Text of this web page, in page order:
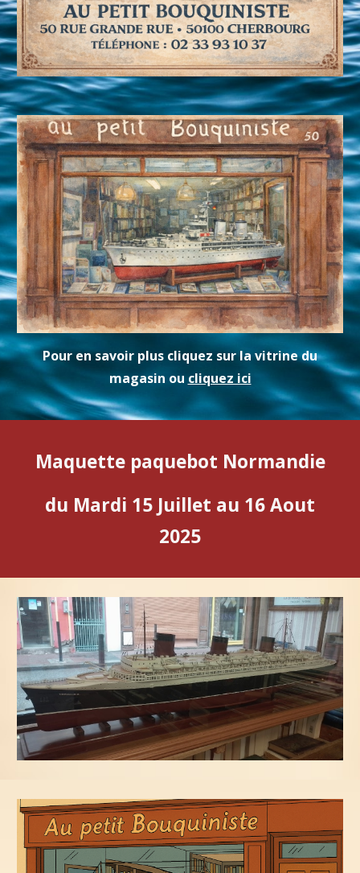
Pour en savoir plus cliquez sur la vitrine du
magasin ou cliquez ici
Maquette paquebot Normandie
du Mardi 15 Juillet au 16 Aout
2025